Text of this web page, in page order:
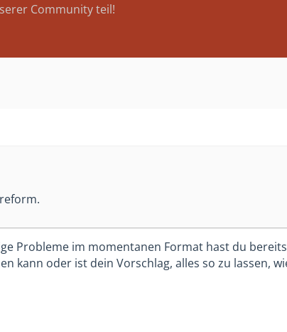
Community teil!
Probleme im momentanen Format hast du
kann oder ist dein Vorschlag, alles so zu lassen,